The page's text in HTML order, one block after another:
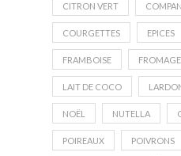
CITRON VERT
COURGETTES EPICES
FRAMBOISE
LAIT DE COCO
NOËL NUTELLA
POIREAUX POIVRONS